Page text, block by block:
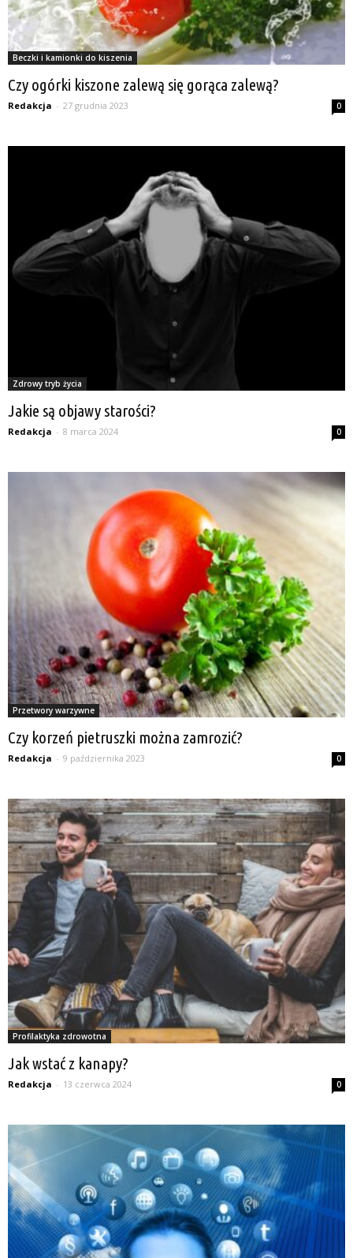
Beczki i kamionki do kiszenia
Czy ogórki kiszone zalewą się gorąca zalewą?
Redakcja - 27 grudnia 2023 0
Zdrowy tryb życia
Jakie są objawy starości?
Redakcja - 8 marca 2024 0
Przetwory warzywne
Czy korzeń pietruszki można zamrozić?
Redakcja - 9 października 2023 0
Profilaktyka zdrowotna
Jak wstać z kanapy?
Redakcja - 13 czerwca 2024 0